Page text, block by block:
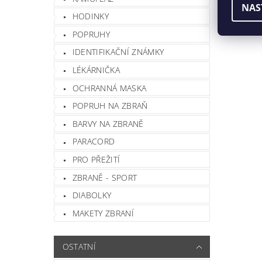
HODINKY
POPRUHY
IDENTIFIKAČNÍ ZNÁMKY
LÉKÁRNIČKA
OCHRANNÁ MASKA
POPRUH NA ZBRAŇ
BARVY NA ZBRANĚ
PARACORD
PRO PŘEŽITÍ
ZBRANĚ - SPORT
DIABOLKY
MAKETY ZBRANÍ
OSTATNÍ